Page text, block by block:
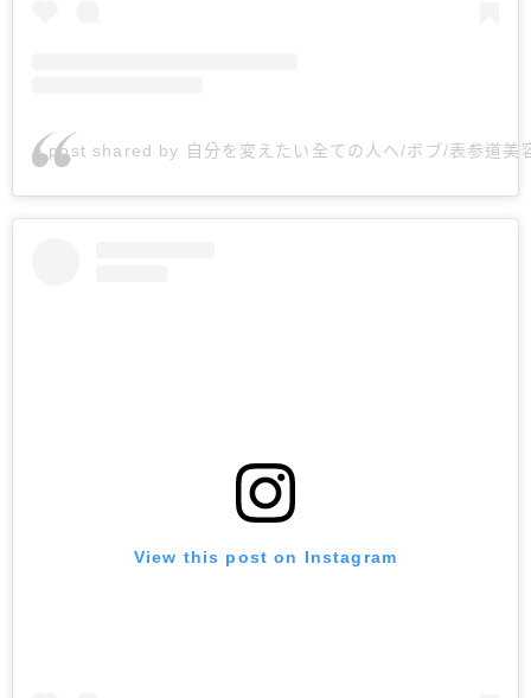
A post shared by 自分を変えたい全ての人へ/ボブ/表参道
View this post on Instagram